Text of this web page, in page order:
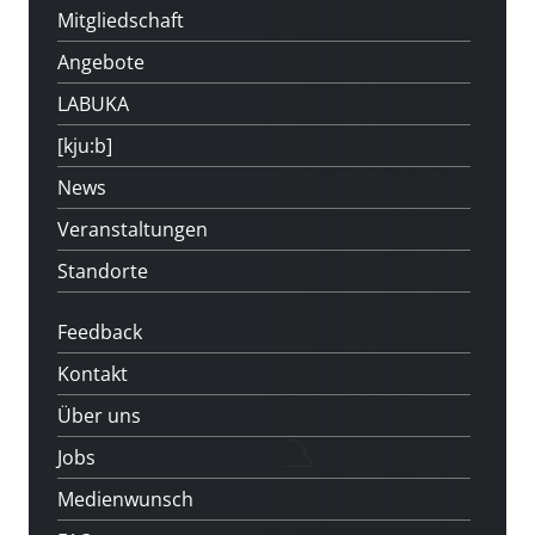
Mitgliedschaft
Angebote
LABUKA
[kju:b]
News
Veranstaltungen
Standorte
Feedback
Kontakt
Über uns
Jobs
Medienwunsch